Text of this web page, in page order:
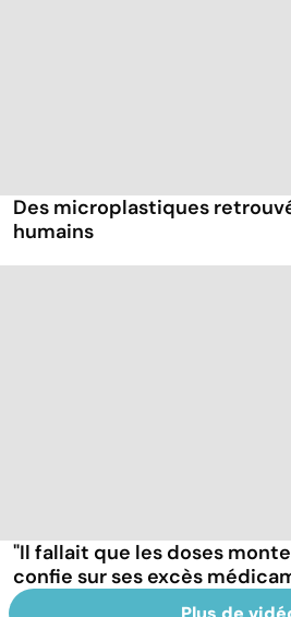
Des microplastiques
humains
"Il fallait que les doses
confie sur ses excès